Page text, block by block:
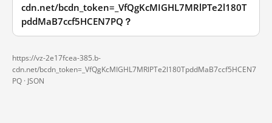
cdn.net/bcdn_token=_VfQgKcMIGHL7MRlPTe2l180T
pddMaB7ccf5HCEN7PQ？
https://vz-2e17fcea-385.b-
cdn.net/bcdn_token=_VfQgKcMIGHL7MRlPTe2l180TpddMaB7ccf5HCEN7
PQ · JSON